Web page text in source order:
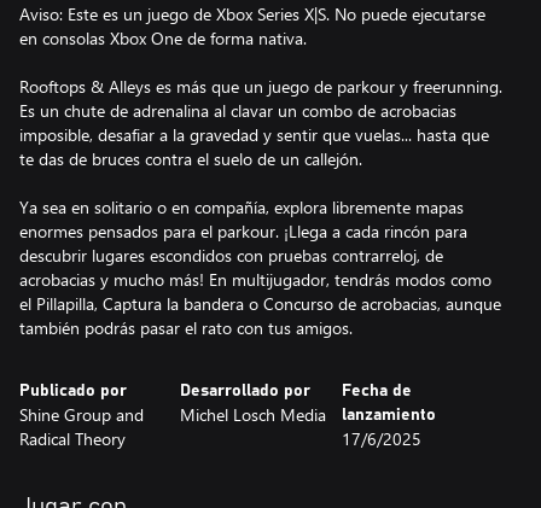
Aviso: Este es un juego de Xbox Series X|S. No puede ejecutarse
en consolas Xbox One de forma nativa.
Rooftops & Alleys es más que un juego de parkour y freerunning.
Es un chute de adrenalina al clavar un combo de acrobacias
imposible, desafiar a la gravedad y sentir que vuelas... hasta que
te das de bruces contra el suelo de un callejón.
Ya sea en solitario o en compañía, explora libremente mapas
enormes pensados para el parkour. ¡Llega a cada rincón para
descubrir lugares escondidos con pruebas contrarreloj, de
acrobacias y mucho más! En multijugador, tendrás modos como
el Pillapilla, Captura la bandera o Concurso de acrobacias, aunque
también podrás pasar el rato con tus amigos.
Publicado por
Shine Group and
Radical Theory
Desarrollado por
Michel Losch Media
Fecha de
lanzamiento
17/6/2025